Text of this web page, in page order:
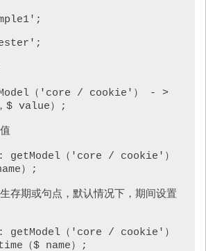
（'core / cookie'） - >
$ value）;
getModel（'core / cookie'）
）;
期或句点，默认情况下，期间设置
getModel（'core / cookie'）
（$ name）;